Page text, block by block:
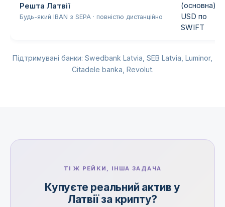
Решта Латвії
Будь-який IBAN з SEPA · повністю дистанційно
(основна),
USD по
SWIFT
Підтримувані банки: Swedbank Latvia, SEB Latvia, Luminor,
Citadele banka, Revolut.
ТІ Ж РЕЙКИ, ІНША ЗАДАЧА
Купуєте реальний актив у
Латвії за крипту?